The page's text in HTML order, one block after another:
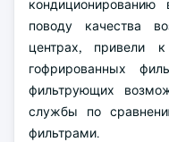
кондиционированию
поводу качества
центрах, привели
гофрированных
фильтрующих
службы по
фильтрами.